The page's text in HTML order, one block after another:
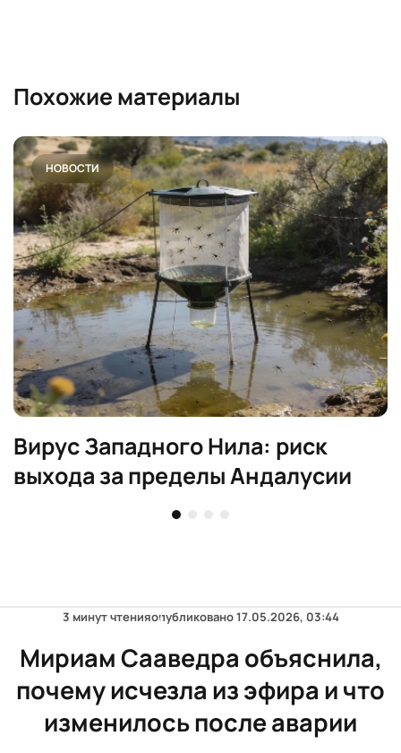
Похожие материалы
НОВОСТИ
Вирус Западного Нила: риск
выхода за пределы Андалусии
3 минут чтенияопубликовано17.05.2026, 03:44
Мириам Сааведра объяснила,
почему исчезла из эфира и что
изменилось после аварии